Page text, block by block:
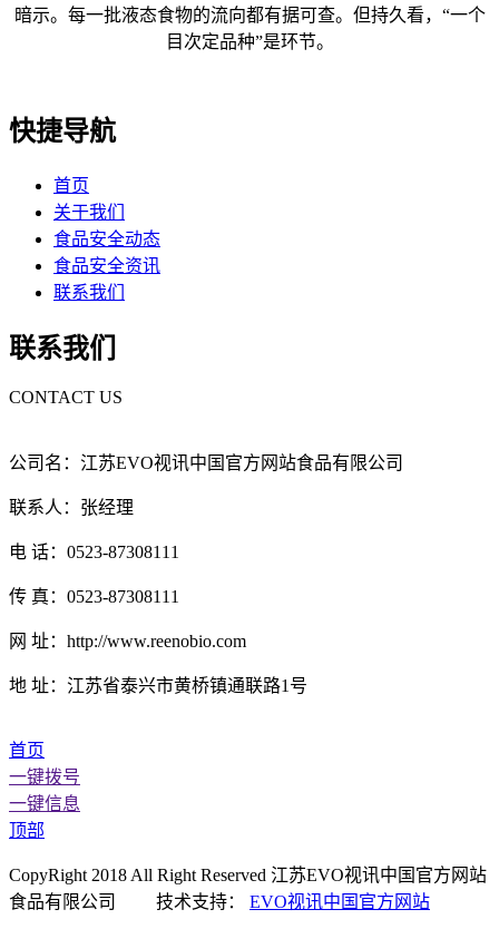
暗示。每一批液态食物的流向都有据可查。但持久看，“一个
目次定品种”是环节。
快捷导航
首页
关于我们
食品安全动态
食品安全资讯
联系我们
联系我们
CONTACT US
公司名：江苏EVO视讯中国官方网站食品有限公司
联系人：张经理
电 话：0523-87308111
传 真：0523-87308111
网 址：http://www.reenobio.com
地 址：江苏省泰兴市黄桥镇通联路1号
首页
一键拨号
一键信息
顶部
CopyRight 2018 All Right Reserved 江苏EVO视讯中国官方网站
食品有限公司 技术支持： EVO视讯中国官方网站